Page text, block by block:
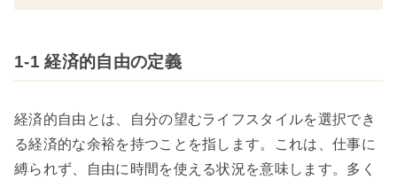
1-1 経済的自由の定義
経済的自由とは、自分の望むライフスタイルを選択でき
る経済的な余裕を持つことを指します。これは、仕事に
縛られず、自由に時間を使える状況を意味します。多く